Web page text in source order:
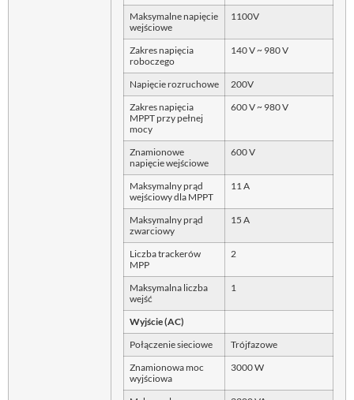
Maksymalne napięcie
wejściowe
1100V
Zakres napięcia
roboczego
140 V ~ 980 V
Napięcie rozruchowe 200V
Zakres napięcia
MPPT przy pełnej
mocy
600 V ~ 980 V
Znamionowe
napięcie wejściowe
600 V
Maksymalny prąd
wejściowy dla MPPT
11 A
Maksymalny prąd
zwarciowy
15 A
Liczba trackerów
MPP
2
Maksymalna liczba
wejść
1
Wyjście (AC)
Połączenie sieciowe Trójfazowe
Znamionowa moc
wyjściowa
3000 W